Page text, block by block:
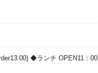
◆ランチ OPEN11：00